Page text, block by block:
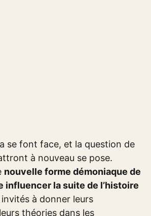
se font face, et la question de
à nouveau se pose.
nouvelle forme démoniaque de
influencer la suite de l’histoire
à donner leurs
théories dans les